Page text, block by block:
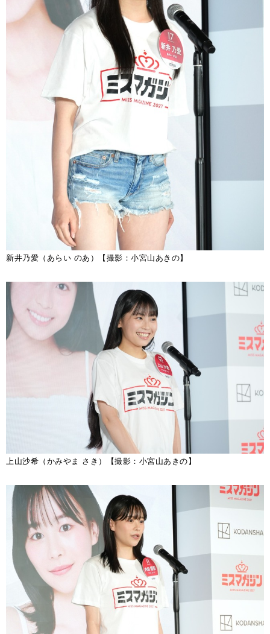
新井乃愛（あらい のあ）【撮影：小宮山あきの】
上山沙希（かみやま さき）【撮影：小宮山あきの】